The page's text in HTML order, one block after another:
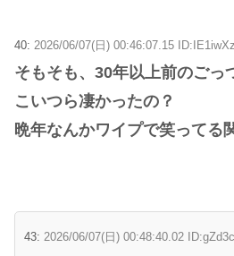
40: 2026/06/07(日) 00:46:07.15
そもそも、30年以上前のごっ
こいつら凄かったの？
晩年なんかワイプで笑ってる
43: 2026/06/07(日) 00:48:40.02